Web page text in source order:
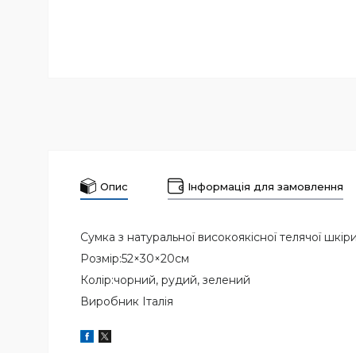
Опис Інформація для замовлення
Сумка з натуральної високоякісної телячої
Розмір:52×30×20см
Колір:чорний, рудий, зелений
Виробник Італія